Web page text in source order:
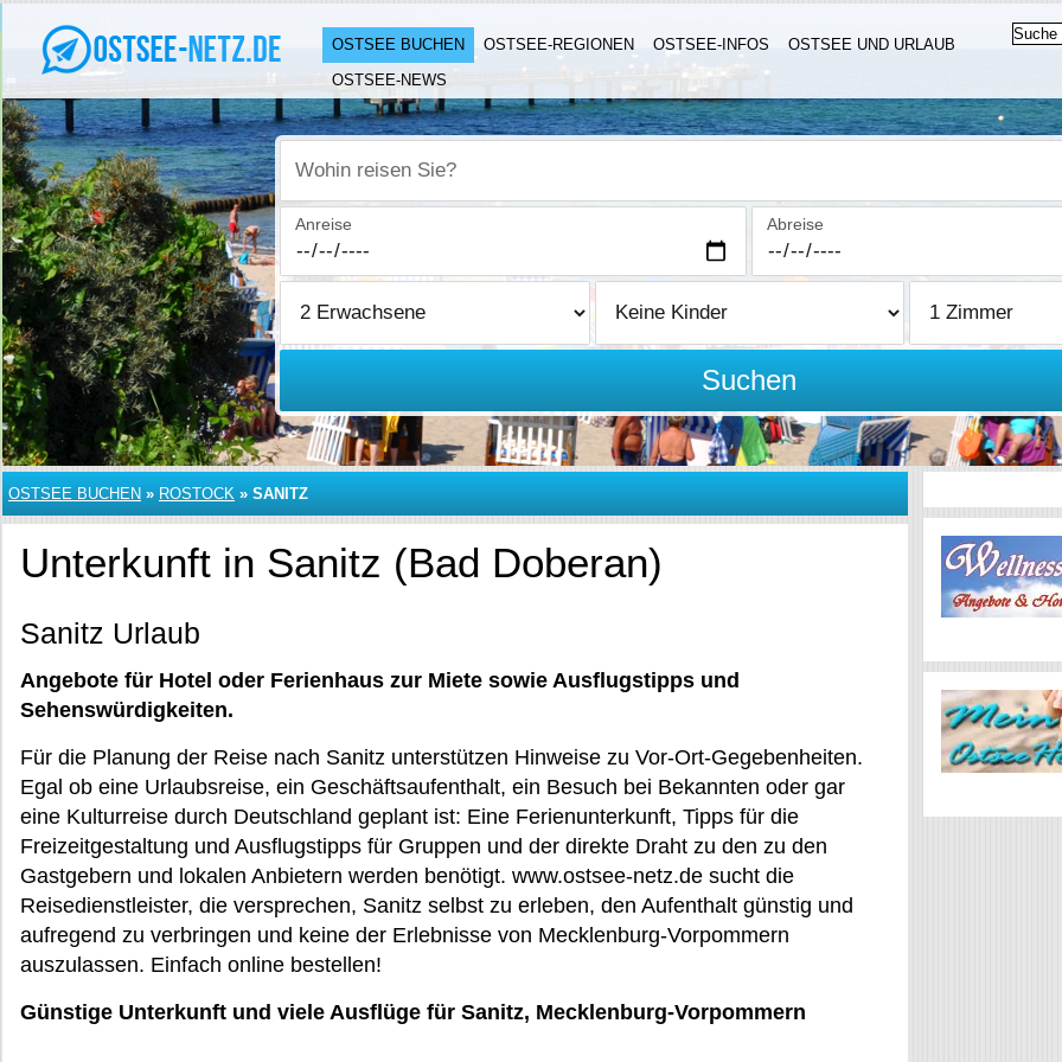
OSTSEE BUCHEN OSTSEE-REGIONEN OSTSEE-INFOS
OSTSEE UND URLAUB
OSTSEE-NEWS
Wohin reisen Sie?
Anreise Abreise
Suchen
OSTSEE BUCHEN » ROSTOCK » SANITZ
Unterkunft in Sanitz (Bad Doberan)
Sanitz Urlaub
Angebote für Hotel oder Ferienhaus zur Miete sowie Ausflugstipps und
Sehenswürdigkeiten.
Für die Planung der Reise nach Sanitz unterstützen Hinweise zu Vor-Ort-Gegebenheiten.
Egal ob eine Urlaubsreise, ein Geschäftsaufenthalt, ein Besuch bei Bekannten oder gar
eine Kulturreise durch Deutschland geplant ist: Eine Ferienunterkunft, Tipps für die
Freizeitgestaltung und Ausflugstipps für Gruppen und der direkte Draht zu den zu den
Gastgebern und lokalen Anbietern werden benötigt. www.ostsee-netz.de sucht die
Reisedienstleister, die versprechen, Sanitz selbst zu erleben, den Aufenthalt günstig und
aufregend zu verbringen und keine der Erlebnisse von Mecklenburg-Vorpommern
auszulassen. Einfach online bestellen!
Günstige Unterkunft und viele Ausflüge für Sanitz, Mecklenburg-Vorpommern